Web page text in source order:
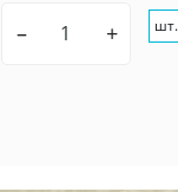
– + шт.